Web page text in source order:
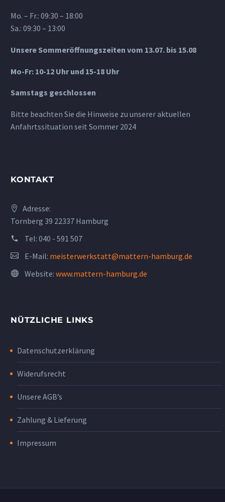
Mo. – Fr.: 09:30 – 18:00
Sa.: 09:30 – 13:00
Unsere Sommeröffnungszeiten vom 13.07. bis 15.08
Mo-Fr: 10-12 Uhr und 15-18 Uhr
Samstags geschlossen
Bitte beachten Sie die Hinweise zu unserer aktuellen
Anfahrtssituation seit Sommer 2024
KONTAKT
Adresse:
Tornberg 39 22337 Hamburg
Tel: 040 - 591 507
E-Mail: meisterwerkstatt@mattern-hamburg.de
Website: www.mattern-hamburg.de
NÜTZLICHE LINKS
Datenschutzerklärung
Widerufsrecht
Unsere AGB’s
Zahlung & Lieferung
Impressum